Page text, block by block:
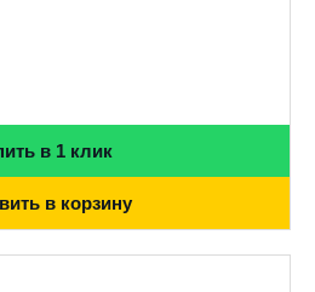
в 1 клик
в корзину